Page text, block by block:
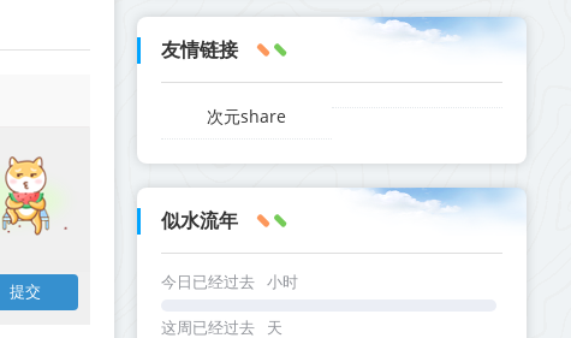
友情链接
次元share
似水流年
今日已经过去 小时
这周已经过去 天